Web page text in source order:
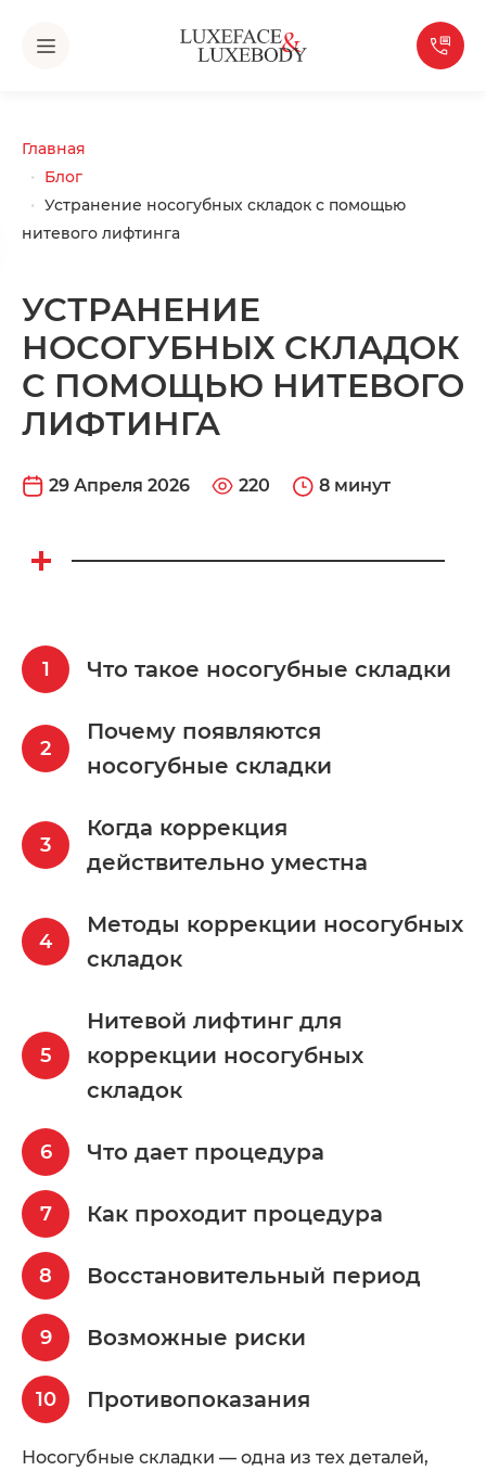
Главная
Блог
Устранение носогубных складок с помощью
нитевого лифтинга
УСТРАНЕНИЕ
НОСОГУБНЫХ СКЛАДОК
С ПОМОЩЬЮ НИТЕВОГО
ЛИФТИНГА
29 Апреля 2026 220 8 минут
Что такое носогубные складки
Почему появляются
носогубные складки
Когда коррекция
действительно уместна
Методы коррекции носогубных
складок
Нитевой лифтинг для
коррекции носогубных
складок
Что дает процедура
Как проходит процедура
Восстановительный период
Возможные риски
Противопоказания
Носогубные складки — одна из тех деталей,